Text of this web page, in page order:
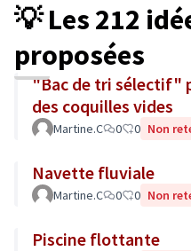
💡 Les 212
proposées
"Bac de tri sélectif"
des coquilles vides
Martine.C 0 0 Non
Navette fluviale
Martine.C 0 0 Non
Piscine flottante